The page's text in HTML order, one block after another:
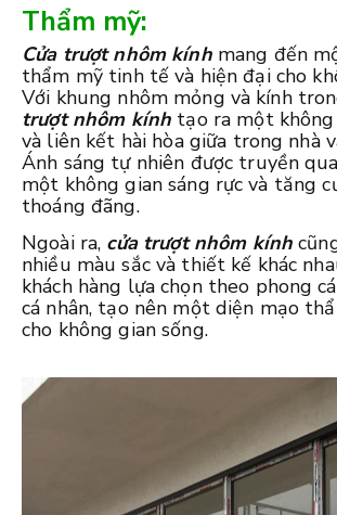
Thẩm mỹ:
Cửa trượt nhôm kínhmang đến
thẩm mỹ tinh tế và hiện đại cho
Với khung nhôm mỏng và kính
trượt nhôm kính tạo ra một
và liên kết hài hòa giữa trong nhà
Ánh sáng tự nhiên được truyền
một không gian sáng rực và tăng
thoáng đãng.
Ngoài ra, cửa trượt nhôm kính
nhiều màu sắc và thiết kế khác
khách hàng lựa chọn theo phong
cá nhân, tạo nên một diện mạo
cho không gian sống.